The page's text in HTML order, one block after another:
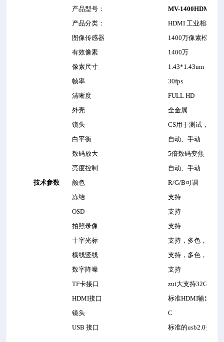
产品型号 ：
MV-1400HDMI
产品分类 ： HDMI工业相机
技术参数
图像传感器 1400万像素松下传
有效像素
1400万
像素尺寸
1.43*1.43um
帧率
30fps
清晰度
FULL HD
外壳
全金属
镜头
CS用于测试，客户
白平衡
自动、手动
数码放大
5倍数码变焦
亮度控制
自动、手动
颜色
R/G/B可调
冻结
支持
OSD
支持
拍照录像
支持
十字光标
支持，多色，粗细
横线竖线
支持，多色，横竖
数字降噪
支持
TF卡接口 zui大支持32G
HDMI接口 标准HDMI输出
镜头
C
USB接口 标准的usb2.0接口